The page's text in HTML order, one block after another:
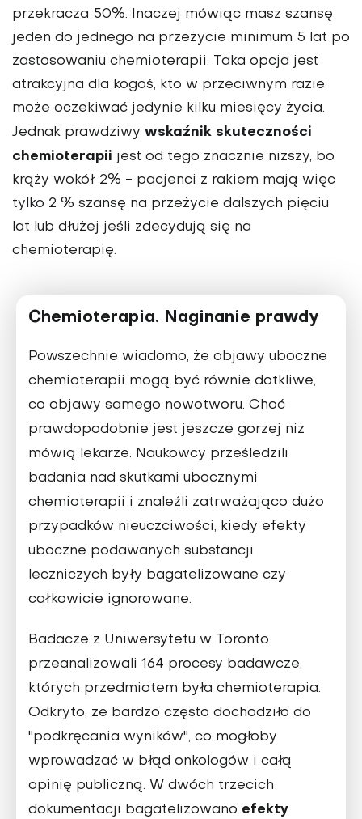
przekracza 50%. Inaczej mówiąc masz szansę
jeden do jednego na przeżycie minimum 5 lat po
zastosowaniu chemioterapii. Taka opcja jest
atrakcyjna dla kogoś, kto w przeciwnym razie
może oczekiwać jedynie kilku miesięcy życia.
Jednak prawdziwy wskaźnik skuteczności
chemioterapii jest od tego znacznie niższy, bo
krąży wokół 2% - pacjenci z rakiem mają więc
tylko 2 % szansę na przeżycie dalszych pięciu
lat lub dłużej jeśli zdecydują się na
chemioterapię.
Chemioterapia. Naginanie prawdy
Powszechnie wiadomo, że objawy uboczne
chemioterapii mogą być równie dotkliwe,
co objawy samego nowotworu. Choć
prawdopodobnie jest jeszcze gorzej niż
mówią lekarze. Naukowcy prześledzili
badania nad skutkami ubocznymi
chemioterapii i znaleźli zatrważająco dużo
przypadków nieuczciwości, kiedy efekty
uboczne podawanych substancji
leczniczych były bagatelizowane czy
całkowicie ignorowane.
Badacze z Uniwersytetu w Toronto
przeanalizowali 164 procesy badawcze,
których przedmiotem była chemioterapia.
Odkryto, że bardzo często dochodziło do
"podkręcania wyników", co mogłoby
wprowadzać w błąd onkologów i całą
opinię publiczną. W dwóch trzecich
dokumentacji bagatelizowano efekty